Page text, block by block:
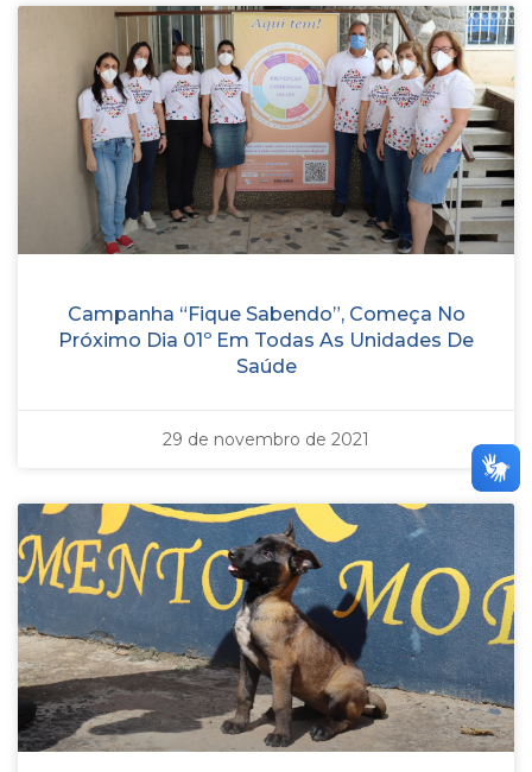
Campanha “Fique Sabendo”, Começa No
Próximo Dia 01º Em Todas As Unidades De
Saúde
29 de novembro de 2021